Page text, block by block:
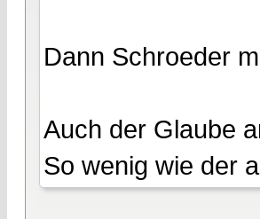
Dann Schroeder
Auch der Glaube
So wenig wie der